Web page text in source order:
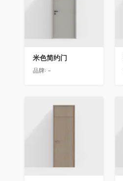
米色简约门
品牌: -
收藏